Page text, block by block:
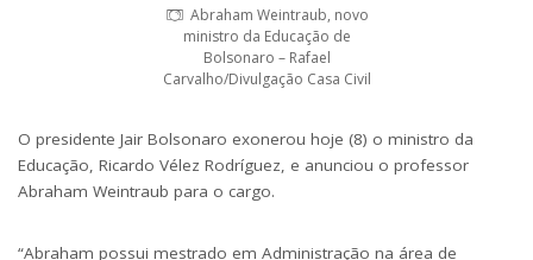
Abraham Weintraub, novo
ministro da Educação de
Bolsonaro – Rafael
Carvalho/Divulgação Casa Civil
O presidente Jair Bolsonaro exonerou hoje (8) o ministro da
Educação, Ricardo Vélez Rodríguez, e anunciou o professor
Abraham Weintraub para o cargo.
“Abraham possui mestrado em Administração na área de